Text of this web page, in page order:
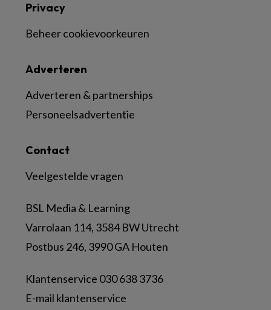
Contact
Veelgestelde vragen
BSL Media & Learning
Varrolaan 114, 3584 BW Utrecht
Postbus 246, 3990 GA Houten
Klantenservice 030 638 3736
E-mail klantenservice
Adverteren
Adverteren & partnerships
Personeelsadvertentie
Privacy
Beheer cookievoorkeuren